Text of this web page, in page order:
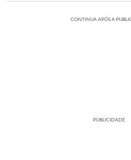
CONTINUA APÓS A
PUBLICIDADE